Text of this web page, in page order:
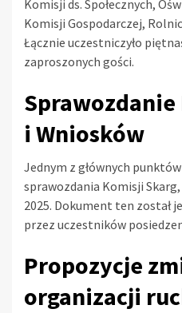
Komisji ds. Społecznych,
Komisji Gospodarczej,
Łącznie uczestniczyło
zaproszonych gości.
i Wniosków
Jednym z głównych
sprawozdania Komisji
2025. Dokument ten został
przez uczestników
Propozycje
organizacji